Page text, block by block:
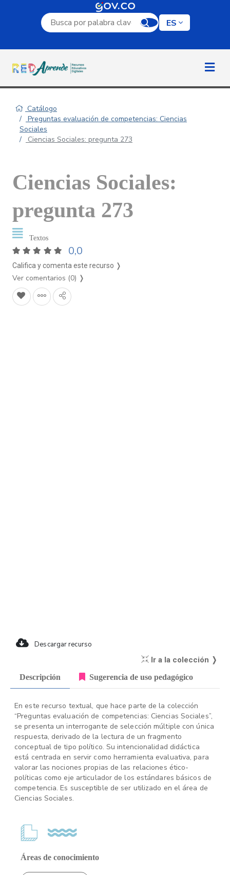
Campo de búsqueda por palabra clave
ES
Catálogo
Preguntas evaluación de competencias: Ciencias
Sociales
Ciencias Sociales: pregunta 273
Ciencias Sociales:
pregunta 273
Textos
0,0
Califica y comenta este recurso ❭
Ver comentarios (0) ❭
Descargar recurso
Ir a la colección ❭
Descripción Sugerencia de uso pedagógico
En este recurso textual, que hace parte de la colección
“Preguntas evaluación de competencias: Ciencias Sociales”,
se presenta un interrogante de selección múltiple con única
respuesta, derivado de la lectura de un fragmento
conceptual de tipo político. Su intencionalidad didáctica
está centrada en servir como herramienta evaluativa, para
valorar las nociones propias de las relaciones ético-
políticas como eje articulador de los estándares básicos de
competencia. Es susceptible de ser utilizado en el área de
Ciencias Sociales.
Áreas de conocimiento